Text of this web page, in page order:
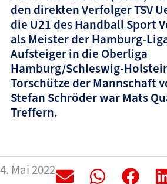
den direkten Verfolger TSV
die U21 des Handball Sport
als Meister der Hamburg-
Aufsteiger in die Oberliga
Hamburg/Schleswig-
Torschütze der Mannschaft
Stefan Schröder war Mats
Treffern.
4. Mai 2022